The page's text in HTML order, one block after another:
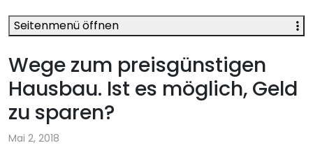
Wege zum preisgünstigen
Hausbau. Ist es möglich, Geld
zu sparen?
Mai 2, 2018
Seitenmenü öffnen